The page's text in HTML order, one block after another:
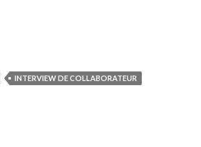
INTERVIEW DE COLLABORATEUR